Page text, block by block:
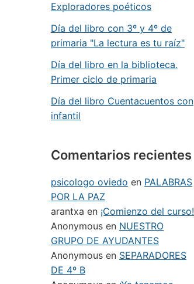
Exploradores poéticos
Día del libro con 3º y 4º de
primaria "La lectura es tu raíz"
Día del libro en la biblioteca.
Primer ciclo de primaria
Día del libro Cuentacuentos con
infantil
Comentarios recientes
psicologo oviedo en PALABRAS
POR LA PAZ
arantxa en ¡Comienzo del curso!
Anonymous en NUESTRO
GRUPO DE AYUDANTES
Anonymous en SEPARADORES
DE 4º B